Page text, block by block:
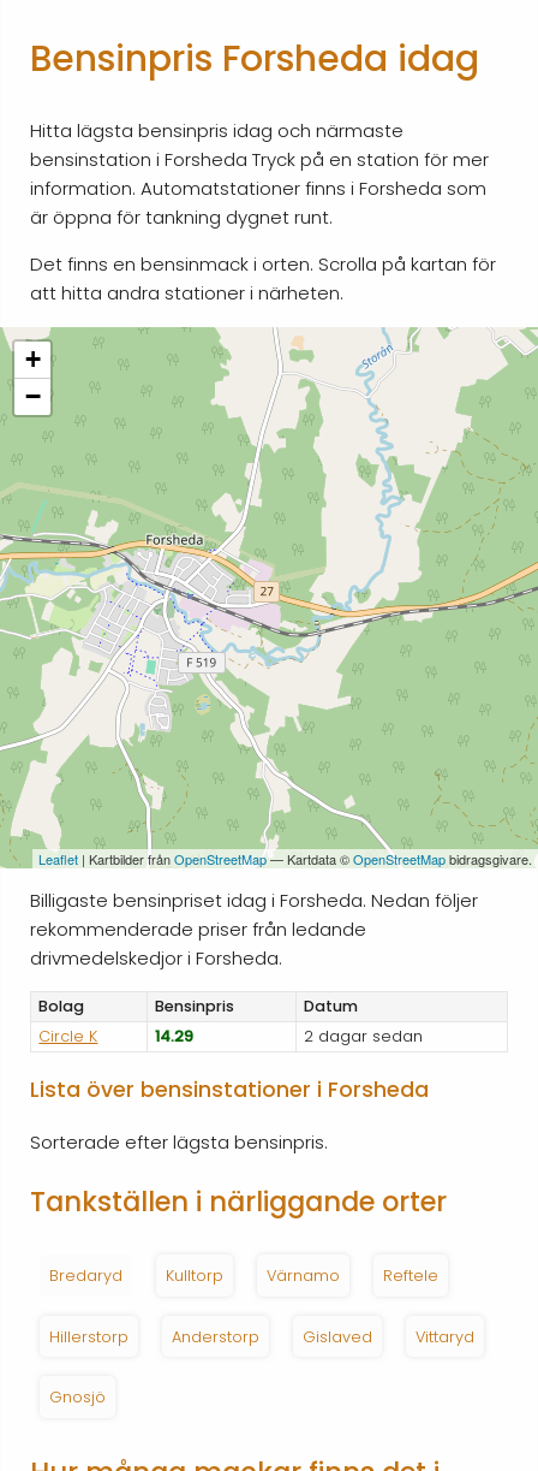
Bensinpris Forsheda idag
Hitta lägsta bensinpris idag och närmaste
bensinstation i Forsheda Tryck på en station för mer
information. Automatstationer finns i Forsheda som
är öppna för tankning dygnet runt.
Det finns en bensinmack i orten. Scrolla på kartan för
att hitta andra stationer i närheten.
+
−
Leaflet | Kartbilder frånOpenStreetMap— Kartdata ©OpenStreetMapbidragsgivare.
Billigaste bensinpriset idag i Forsheda. Nedan följer
rekommenderade priser från ledande
drivmedelskedjor i Forsheda.
Bolag Bensinpris
Datum
Circle K
14.29 2 dagar sedan
Lista över bensinstationer i Forsheda
Sorterade efter lägsta bensinpris.
Tankställen i närliggande orter
Bredaryd Kulltorp Värnamo Reftele
Hillerstorp Anderstorp Gislaved Vittaryd
Gnosjö